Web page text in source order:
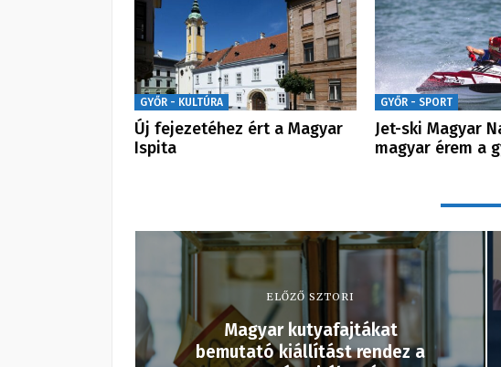
GYŐR - KULTÚRA
Új fejezetéhez ért a Magyar
Ispita
GYŐR - SPORT
Jet-ski Magyar
magyar érem a
ELŐZŐ SZTORI
Magyar kutyafajtákat
bemutató kiállítást rendez a